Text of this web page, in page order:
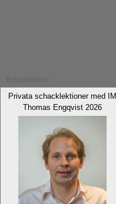
Privata schacklektioner med IM
Thomas Engqvist 2026